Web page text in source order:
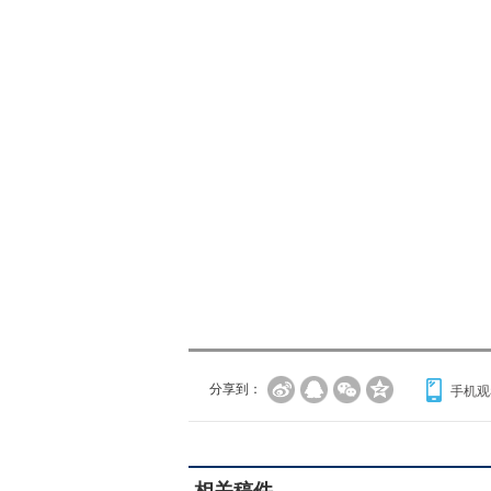
分享到： 手机